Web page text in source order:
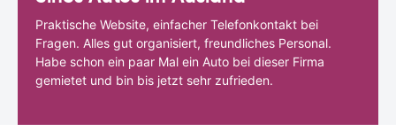
Praktische Website, einfacher Telefonkontakt bei
Fragen. Alles gut organisiert, freundliches Personal.
Habe schon ein paar Mal ein Auto bei dieser Firma
gemietet und bin bis jetzt sehr zufrieden.